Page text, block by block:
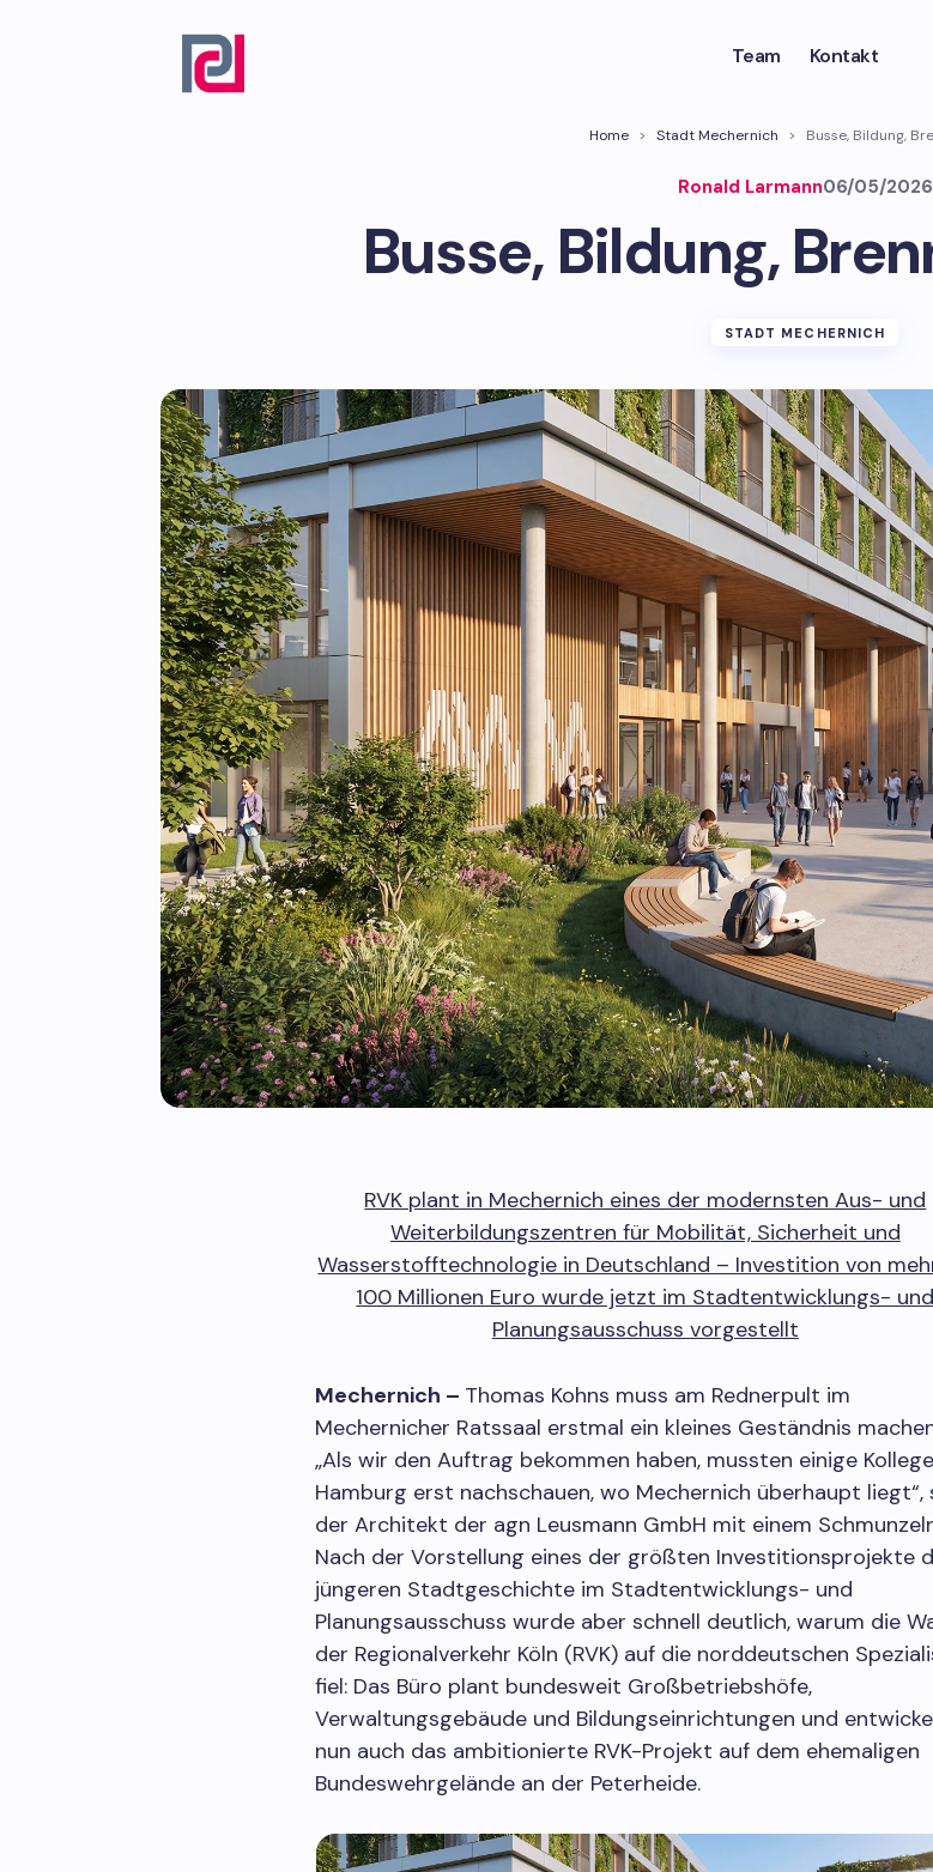
Team Kontakt
Home > Stadt Mechernich > Busse, Bildung,
Ronald Larmann06/05/2026
Busse, Bildung,
STADT MECHERNICH
RVK plant in Mechernich eines der modernsten Aus- und
Weiterbildungszentren für Mobilität, Sicherheit und
Wasserstofftechnologie in Deutschland – Investition von
100 Millionen Euro wurde jetzt im Stadtentwicklungs- und
Planungsausschuss vorgestellt
Mechernich – Thomas Kohns muss am Rednerpult im
Mechernicher Ratssaal erstmal ein kleines Geständnis
„Als wir den Auftrag bekommen haben, mussten einige
Hamburg erst nachschauen, wo Mechernich überhaupt liegt“,
der Architekt der agn Leusmann GmbH mit einem
Nach der Vorstellung eines der größten Investitionsprojekte
jüngeren Stadtgeschichte im Stadtentwicklungs- und
Planungsausschuss wurde aber schnell deutlich, warum die
der Regionalverkehr Köln (RVK) auf die norddeutschen
fiel: Das Büro plant bundesweit Großbetriebshöfe,
Verwaltungsgebäude und Bildungseinrichtungen und
nun auch das ambitionierte RVK-Projekt auf dem ehemaligen
Bundeswehrgelände an der Peterheide.